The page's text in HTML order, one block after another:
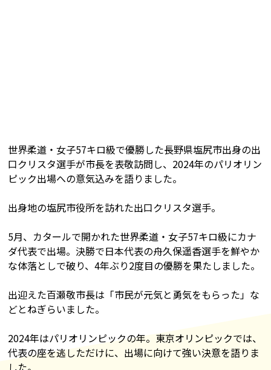
世界柔道・女子57キロ級で優勝した長野県塩尻市出身の出
口クリスタ選手が市長を表敬訪問し、2024年のパリオリン
ピック出場への意気込みを語りました。
出身地の塩尻市役所を訪れた出口クリスタ選手。
5月、カタールで開かれた世界柔道・女子57キロ級にカナ
ダ代表で出場。決勝で日本代表の舟久保遥香選手を鮮やか
な体落としで破り、4年ぶり2度目の優勝を果たしました。
出迎えた百瀬敬市長は「市民が元気と勇気をもらった」な
どとねぎらいました。
2024年はパリオリンピックの年。東京オリンピックでは、
代表の座を逃しただけに、出場に向けて強い決意を語りま
した。